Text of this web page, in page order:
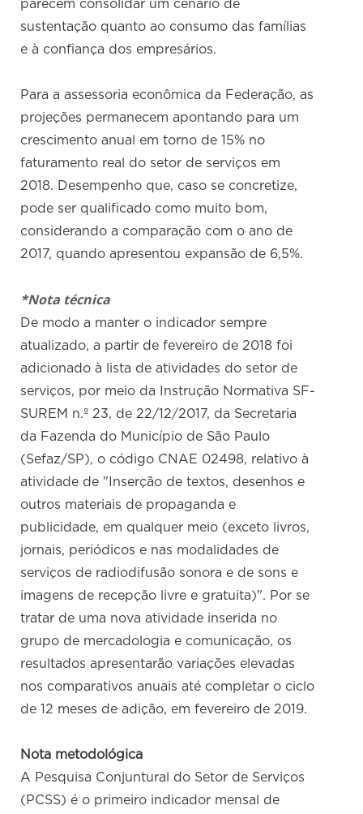
parecem consolidar um cenário de
sustentação quanto ao consumo das famílias
e à confiança dos empresários.
Para a assessoria econômica da Federação, as
projeções permanecem apontando para um
crescimento anual em torno de 15% no
faturamento real do setor de serviços em
2018. Desempenho que, caso se concretize,
pode ser qualificado como muito bom,
considerando a comparação com o ano de
2017, quando apresentou expansão de 6,5%.
*Nota técnica
De modo a manter o indicador sempre
atualizado, a partir de fevereiro de 2018 foi
adicionado à lista de atividades do setor de
serviços, por meio da Instrução Normativa SF-
SUREM n.º 23, de 22/12/2017, da Secretaria
da Fazenda do Município de São Paulo
(Sefaz/SP), o código CNAE 02498, relativo à
atividade de "Inserção de textos, desenhos e
outros materiais de propaganda e
publicidade, em qualquer meio (exceto livros,
jornais, periódicos e nas modalidades de
serviços de radiodifusão sonora e de sons e
imagens de recepção livre e gratuita)". Por se
tratar de uma nova atividade inserida no
grupo de mercadologia e comunicação, os
resultados apresentarão variações elevadas
nos comparativos anuais até completar o ciclo
de 12 meses de adição, em fevereiro de 2019.
Nota metodológica
A Pesquisa Conjuntural do Setor de Serviços
(PCSS) é o primeiro indicador mensal de